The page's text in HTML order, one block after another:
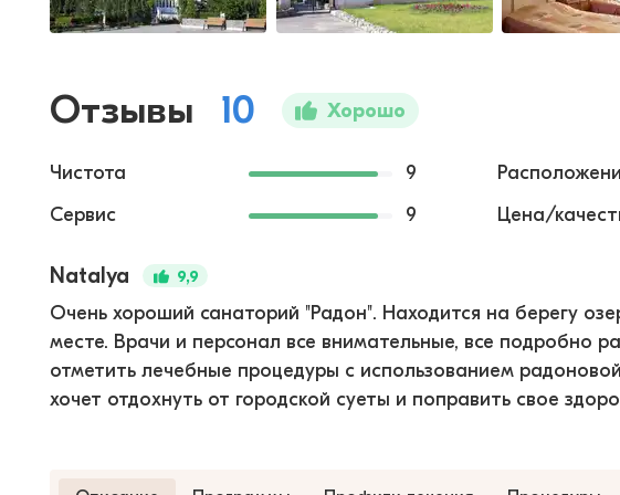
Отзывы 10 Хорошо
Чистота 9
Сервис
9 Цена/
Natalya 9,9
Очень хороший санаторий "Радон". Находится на берегу
месте. Врачи и персонал все внимательные, все подробно
отметить лечебные процедуры с использованием
хочет отдохнуть от городской суеты и поправить свое